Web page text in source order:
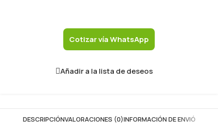
Cotizar vía WhatsApp
Añadir a la lista de deseos
DESCRIPCIÓNVALORACIONES (0)INFORMACIÓN DE ENVIÓ